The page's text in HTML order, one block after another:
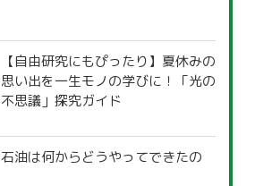
【自由研究にもぴったり】夏休みの
思い出を一生モノの学びに！「光の
不思議」探究ガイド
石油は何からどうやってできたの